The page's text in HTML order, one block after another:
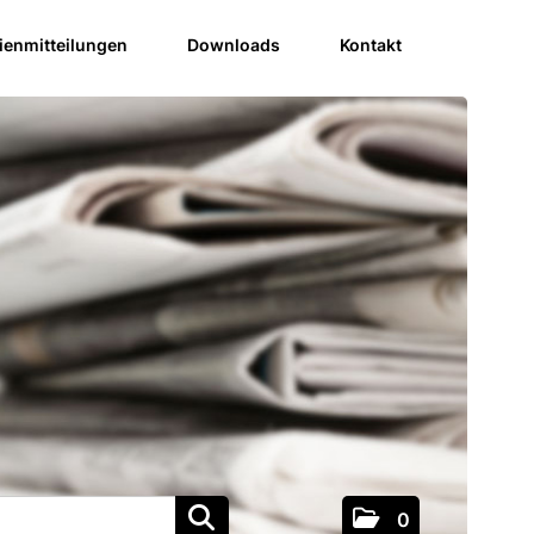
Downloads Kontakt
0